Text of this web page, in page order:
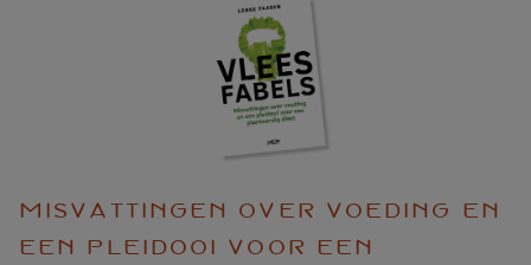
Misvattingen over voeding en
een pleidooi voor een